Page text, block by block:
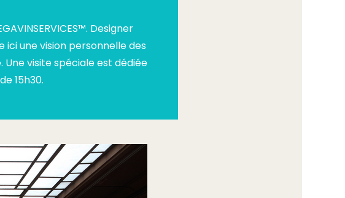
Designer
une vision personnelle des
Une visite spéciale est dédiée
15h30.